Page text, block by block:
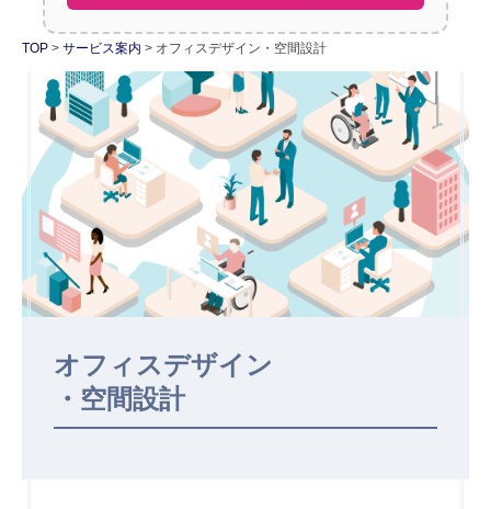
採用情報
お問い合わせ
TOP サービス案内 オフィスデザイン・空間設計
オフィスデザイン
・空間設計